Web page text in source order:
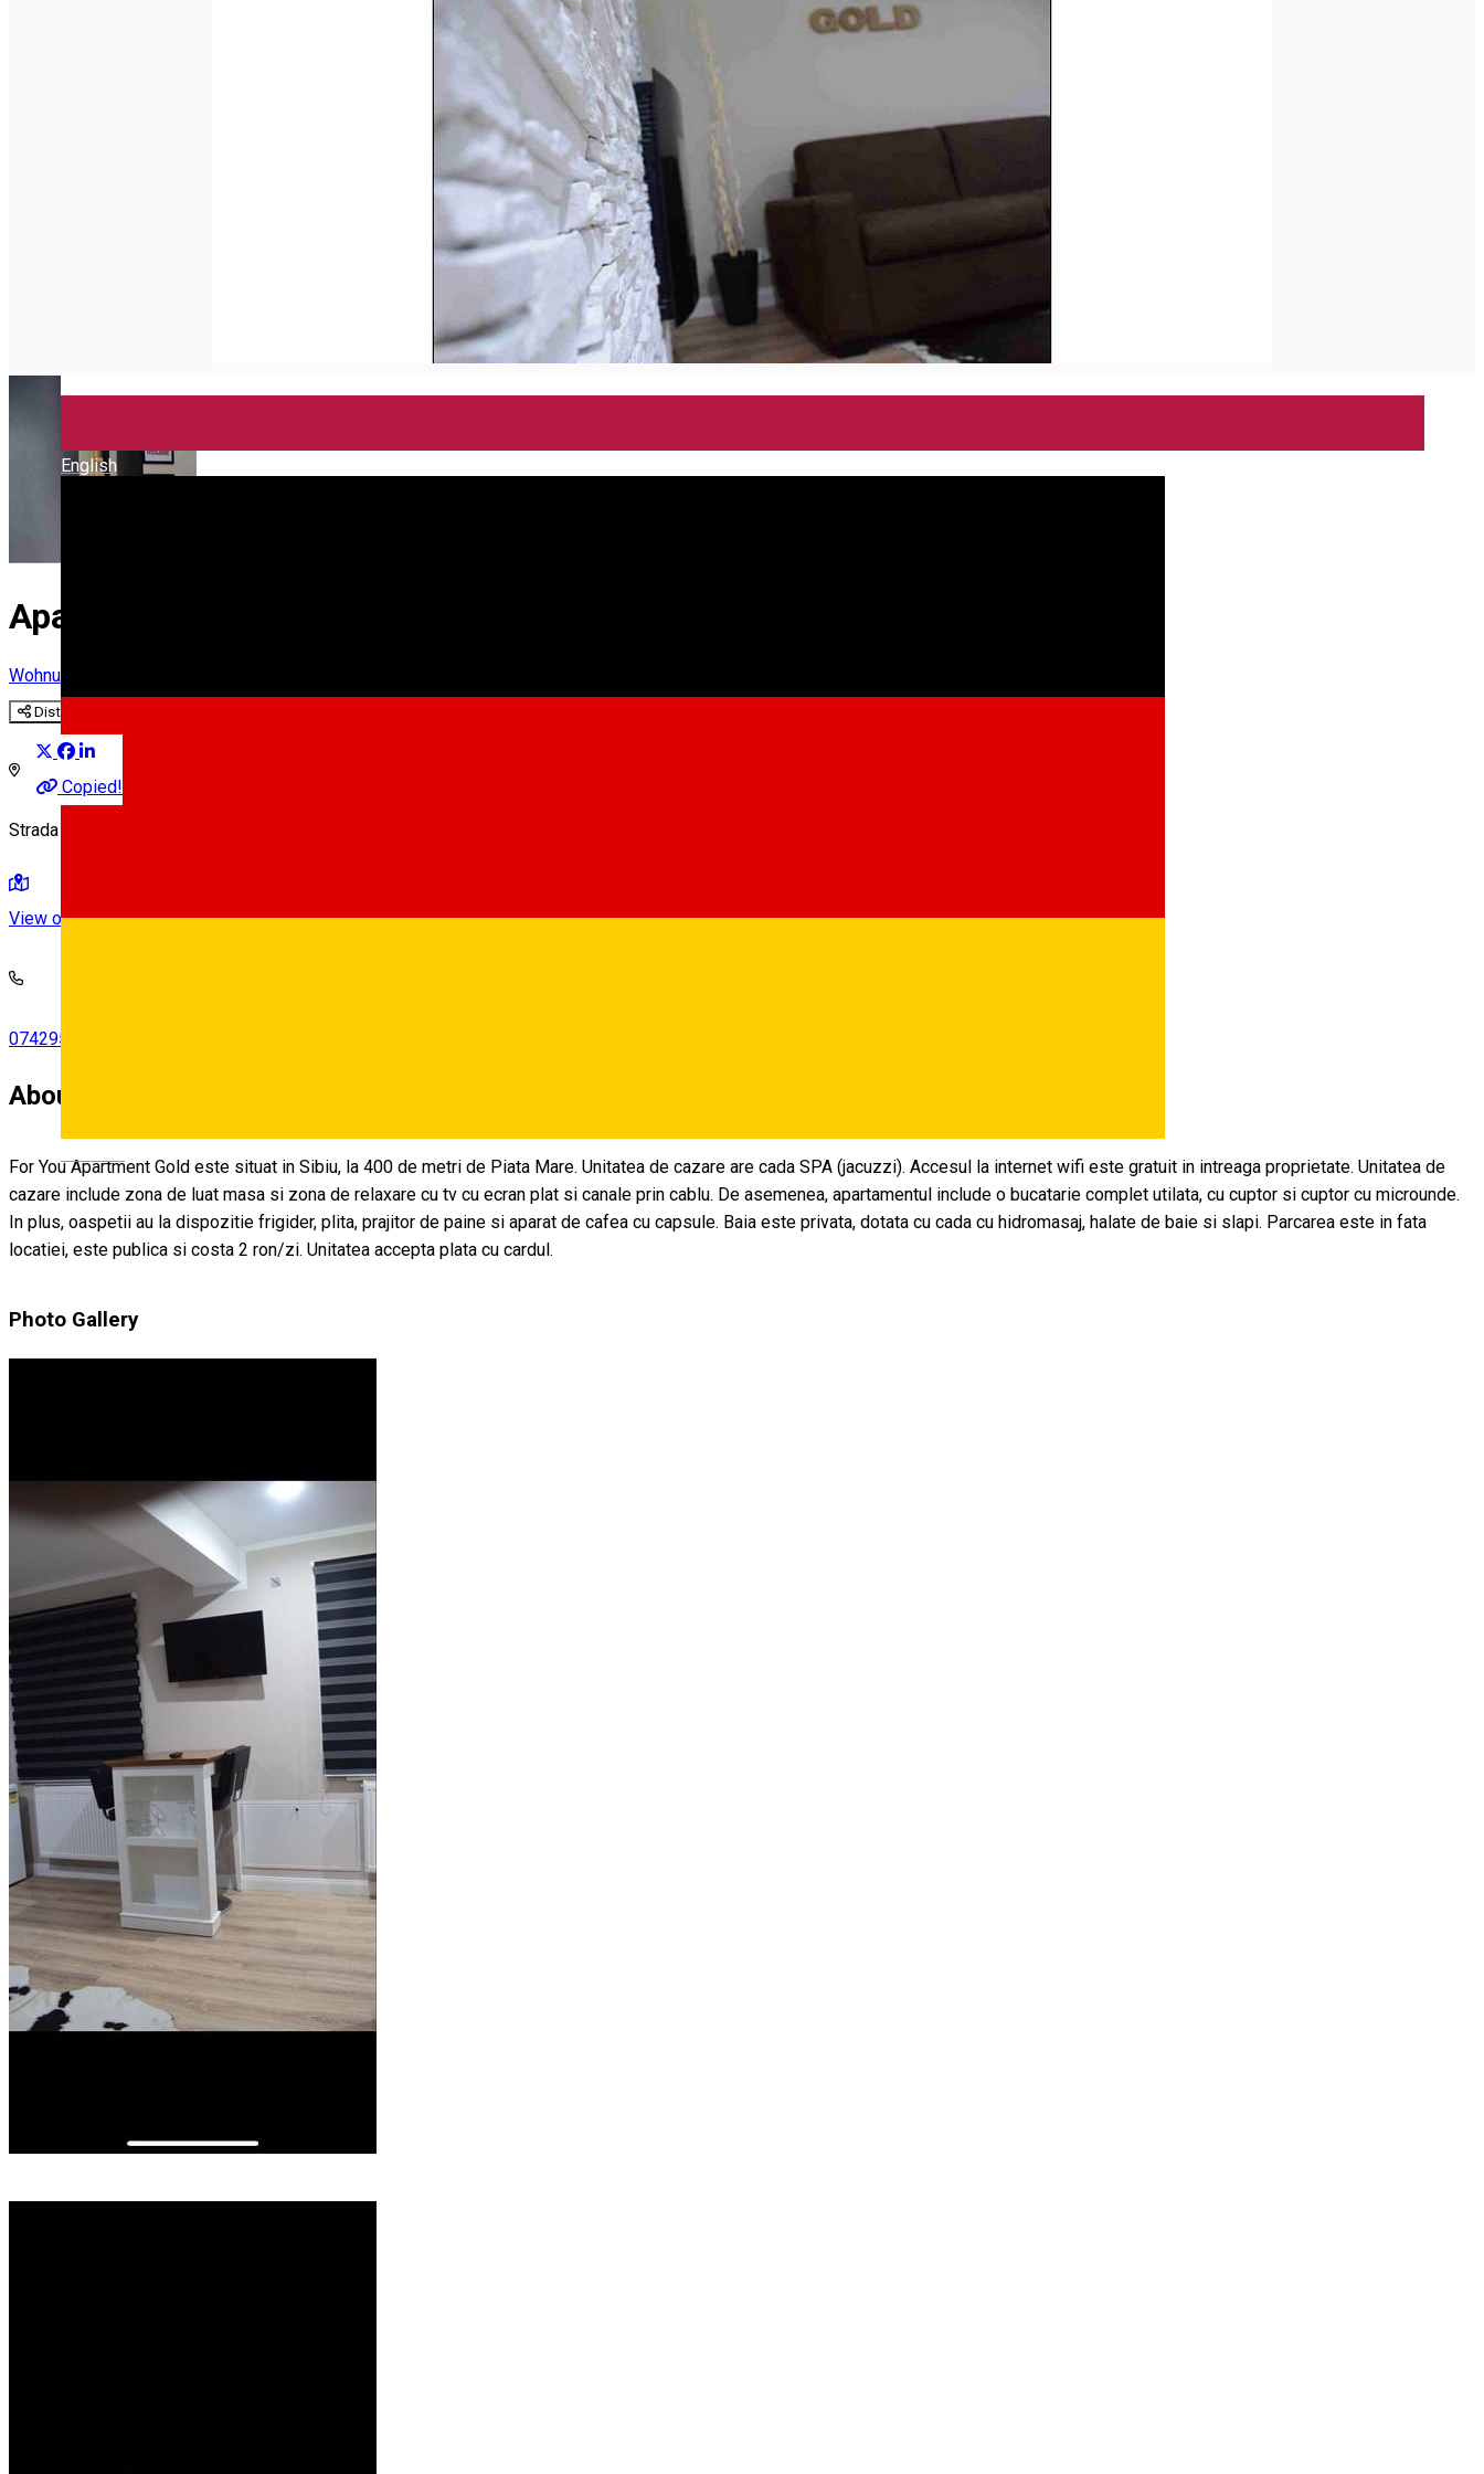
English
Apartament For You GOLD
Wohnung im Hotel
Distribuie
Copied!
Strada Tribunei 26, Sibiu, Romania
View on map
0742950061
About
For You Apartment Gold este situat in Sibiu, la 400 de metri de Piata Mare. Unitatea de cazare are cada SPA (jacuzzi). Accesul la internet wifi este gratuit in intreaga proprietate. Unitatea de
cazare include zona de luat masa si zona de relaxare cu tv cu ecran plat si canale prin cablu. De asemenea, apartamentul include o bucatarie complet utilata, cu cuptor si cuptor cu microunde.
In plus, oaspetii au la dispozitie frigider, plita, prajitor de paine si aparat de cafea cu capsule. Baia este privata, dotata cu cada cu hidromasaj, halate de baie si slapi. Parcarea este in fata
locatiei, este publica si costa 2 ron/zi. Unitatea accepta plata cu cardul.
Photo Gallery